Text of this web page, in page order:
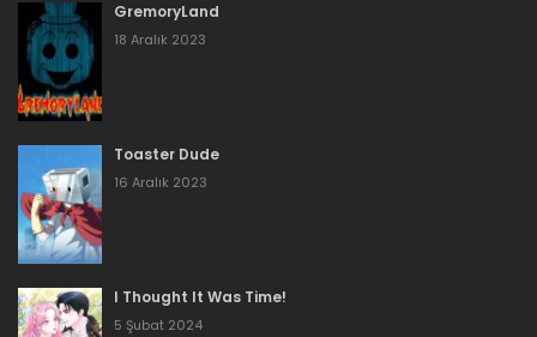
16 Aralık 2023
Bölüm 126
16 Aralık 2023
Bölüm 125
16 Aralık 2023
16 Aralık 2023
GremoryLand
18 Aralık 2023
Toaster Dude
16 Aralık 2023
I Thought It Was Time!
5 Şubat 2024